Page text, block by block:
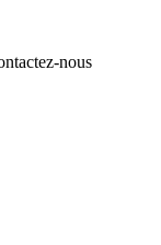
nous